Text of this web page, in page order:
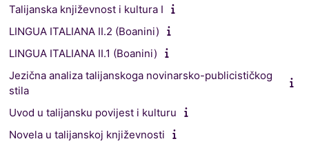
Talijanska književnost i kultura I
LINGUA ITALIANA II.2 (Boanini)
LINGUA ITALIANA II.1 (Boanini)
Jezična analiza talijanskoga novinarsko-publicističkog
stila
Uvod u talijansku povijest i kulturu
Novela u talijanskoj književnosti